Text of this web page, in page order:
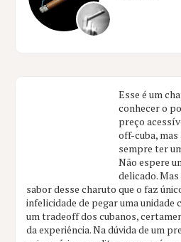
Esse é um
conhecer o
preço
off-cuba,
sempre ter
Não espere
delicado.
sabor desse charuto que o faz
infelicidade de pegar uma unidade
um tradeoff dos cubanos,
da experiência. Na dúvida de um